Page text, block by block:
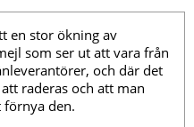
en stor ökning av
som ser ut att vara från
och där det
raderas och att man
förnya den.